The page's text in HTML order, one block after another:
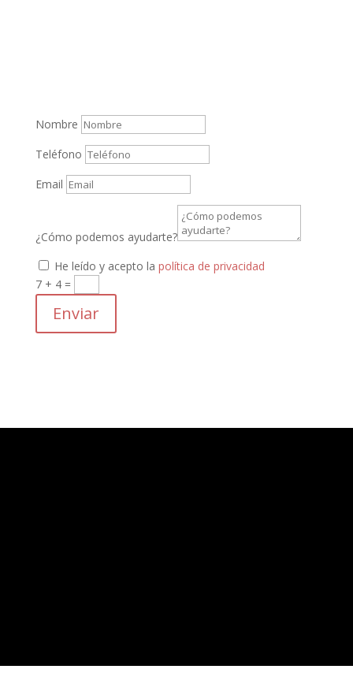
Nombre
Teléfono
Email
¿Cómo podemos ayudarte?
He leído y acepto la política de privacidad
7 + 4=
Enviar